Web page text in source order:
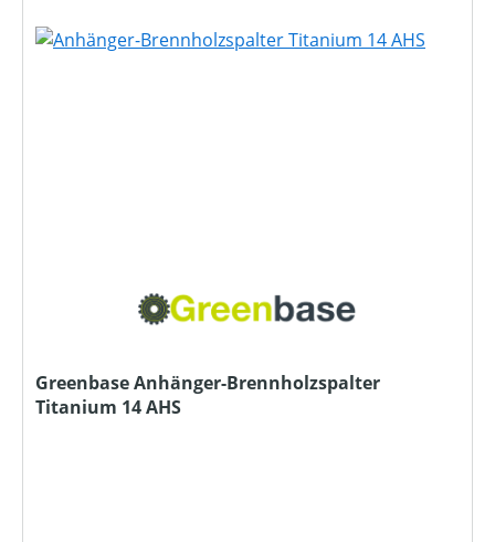
Greenbase Anhänger-Brennholzspalter
Titanium 14 AHS